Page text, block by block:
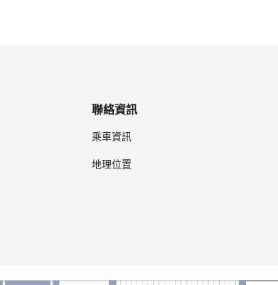
聯絡資訊
乘車資訊
地理位置